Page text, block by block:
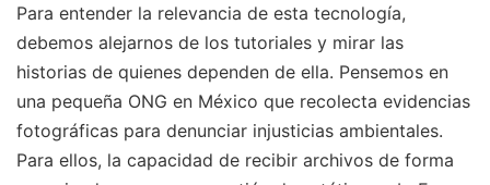
Para entender la relevancia de esta tecnología,
debemos alejarnos de los tutoriales y mirar las
historias de quienes dependen de ella. Pensemos en
una pequeña ONG en México que recolecta evidencias
fotográficas para denunciar injusticias ambientales.
Para ellos, la capacidad de recibir archivos de forma